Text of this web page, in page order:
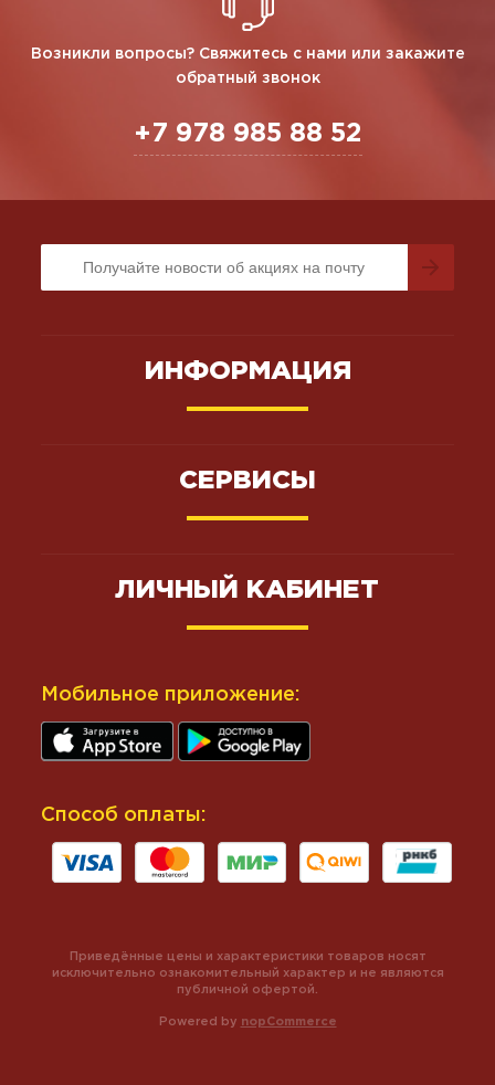
Возникли вопросы? Свяжитесь с нами или закажите
обратный звонок
+7 978 985 88 52
ИНФОРМАЦИЯ
СЕРВИСЫ
ЛИЧНЫЙ КАБИНЕТ
Мобильное приложение:
Способ оплаты:
Powered by nopCommerce
Приведённые цены и характеристики товаров носят
исключительно ознакомительный характер и не являются
публичной офертой.